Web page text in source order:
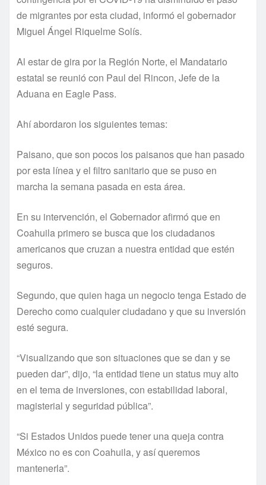
de migrantes por esta ciudad, informó el gobernador
Miguel Ángel Riquelme Solís.
Al estar de gira por la Región Norte, el Mandatario
estatal se reunió con Paul del Rincon, Jefe de la
Aduana en Eagle Pass.
Ahí abordaron los siguientes temas:
Paisano, que son pocos los paisanos que han pasado
por esta línea y el filtro sanitario que se puso en
marcha la semana pasada en esta área.
En su intervención, el Gobernador afirmó que en
Coahuila primero se busca que los ciudadanos
americanos que cruzan a nuestra entidad que estén
seguros.
Segundo, que quien haga un negocio tenga Estado de
Derecho como cualquier ciudadano y que su inversión
esté segura.
“Visualizando que son situaciones que se dan y se
pueden dar”, dijo, “la entidad tiene un status muy alto
en el tema de inversiones, con estabilidad laboral,
magisterial y seguridad pública”.
“Si Estados Unidos puede tener una queja contra
México no es con Coahuila, y así queremos
mantenerla”.